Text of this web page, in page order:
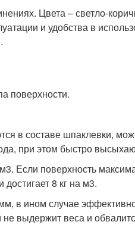
Цвета – светло-
и удобства в
поверхности.
в составе шпаклевки,
при этом быстро
Если поверхность
8 кг на м3.
в ином случае
не выдержит веса и